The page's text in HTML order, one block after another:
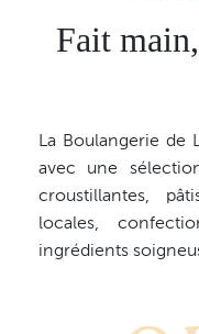
Fait
La Boulangerie de
avec une
croustillantes,
locales,
ingrédients